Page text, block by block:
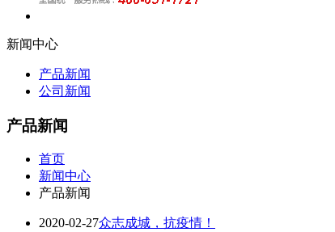
新闻中心
产品新闻
公司新闻
产品新闻
首页
新闻中心
产品新闻
2020-02-27众志成城，抗疫情！